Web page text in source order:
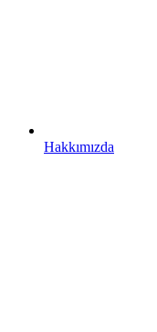
Hakkımızda